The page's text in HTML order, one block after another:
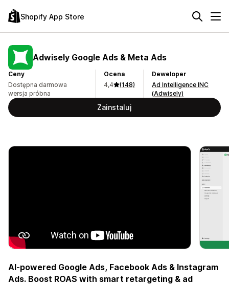
Shopify App Store
Adwisely Google Ads & Meta Ads
Ceny
Dostępna darmowa
wersja próbna
Ocena
4,4
(148)
Deweloper
Ad Intelligence INC
(Adwisely)
Zainstaluj
AI-powered Google Ads, Facebook Ads & Instagram
Ads. Boost ROAS with smart retargeting & ad